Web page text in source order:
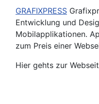
GRAFIXPRESS
Entwicklung und
Mobilapplikationen.
zum Preis einer
Hier gehts zur